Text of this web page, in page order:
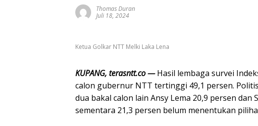
Thomas Duran
Juli 18, 2024
Ketua Golkar NTT Melki Laka Lena
KUPANG, terasntt.co —Hasil lembaga survei
calon gubernur NTT tertinggi 49,1 persen.
dua bakal calon lain Ansy Lema 20,9 persen dan
sementara 21,3 persen belum menentukan